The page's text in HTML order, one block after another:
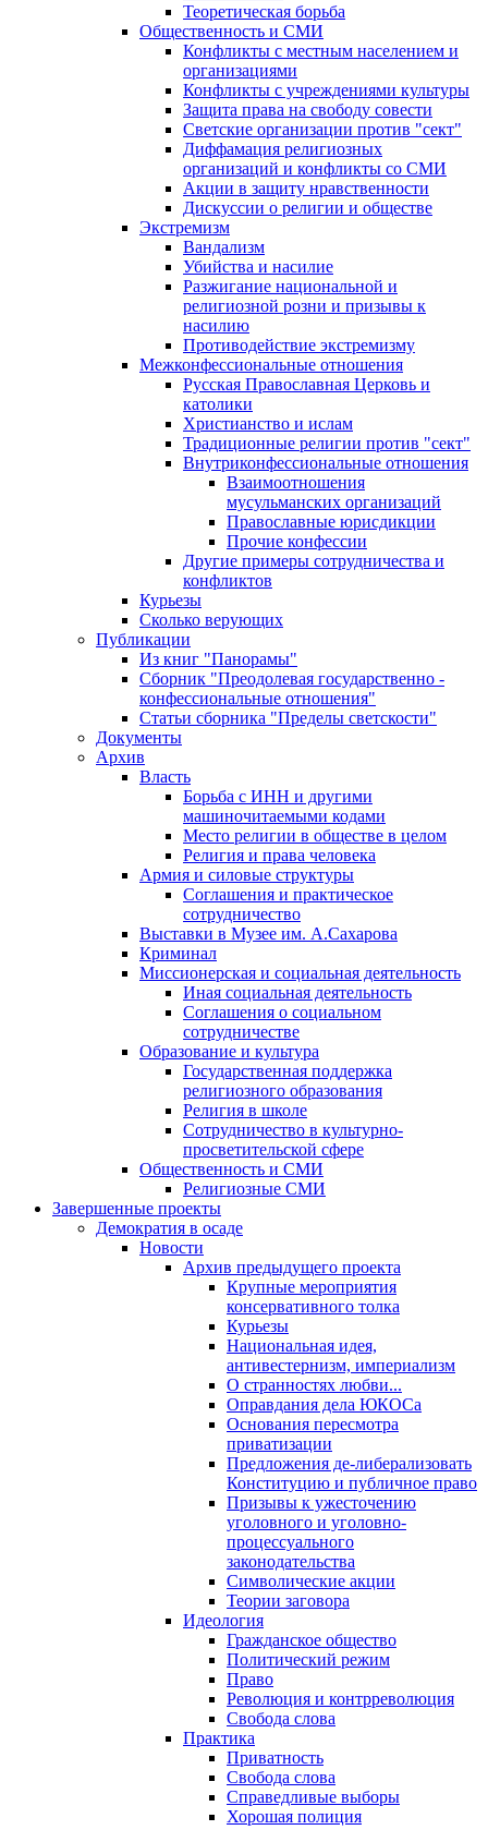
Теоретическая борьба
Общественность и СМИ
Конфликты с местным населением и
организациями
Конфликты с учреждениями культуры
Защита права на свободу совести
Светские организации против "сект"
Диффамация религиозных
организаций и конфликты со СМИ
Акции в защиту нравственности
Дискуссии о религии и обществе
Экстремизм
Вандализм
Убийства и насилие
Разжигание национальной и
религиозной розни и призывы к
насилию
Противодействие экстремизму
Межконфессиональные отношения
Русская Православная Церковь и
католики
Христианство и ислам
Традиционные религии против "сект"
Внутриконфессиональные отношения
Взаимоотношения
мусульманских организаций
Православные юрисдикции
Прочие конфессии
Другие примеры сотрудничества и
конфликтов
Курьезы
Сколько верующих
Публикации
Из книг "Панорамы"
Сборник "Преодолевая государственно -
конфессиональные отношения"
Статьи сборника "Пределы светскости"
Документы
Архив
Власть
Борьба с ИНН и другими
машиночитаемыми кодами
Место религии в обществе в целом
Религия и права человека
Армия и силовые структуры
Соглашения и практическое
сотрудничество
Выставки в Музее им. А.Сахарова
Криминал
Миссионерская и социальная деятельность
Иная социальная деятельность
Соглашения о социальном
сотрудничестве
Образование и культура
Государственная поддержка
религиозного образования
Религия в школе
Сотрудничество в культурно-
просветительской сфере
Общественность и СМИ
Религиозные СМИ
Завершенные проекты
Демократия в осаде
Новости
Архив предыдущего проекта
Крупные мероприятия
консервативного толка
Курьезы
Национальная идея,
антивестернизм, империализм
О странностях любви...
Оправдания дела ЮКОСа
Основания пересмотра
приватизации
Предложения де-либерализовать
Конституцию и публичное право
Призывы к ужесточению
уголовного и уголовно-
процессуального
законодательства
Символические акции
Теории заговора
Идеология
Гражданское общество
Политический режим
Право
Революция и контрреволюция
Свобода слова
Практика
Приватность
Свобода слова
Справедливые выборы
Хорошая полиция